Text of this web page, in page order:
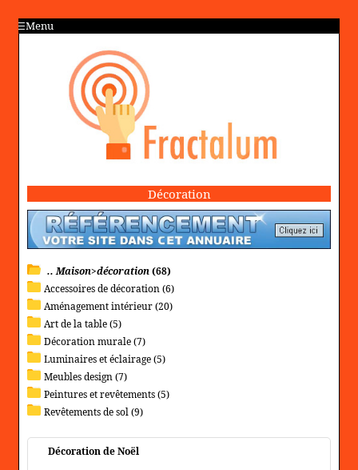
Menu
Décoration
.. Maison>décoration(68)
Accessoires de décoration (6)
Aménagement intérieur (20)
Art de la table (5)
Décoration murale (7)
Luminaires et éclairage (5)
Meubles design (7)
Peintures et revêtements (5)
Revêtements de sol (9)
Décoration de Noël